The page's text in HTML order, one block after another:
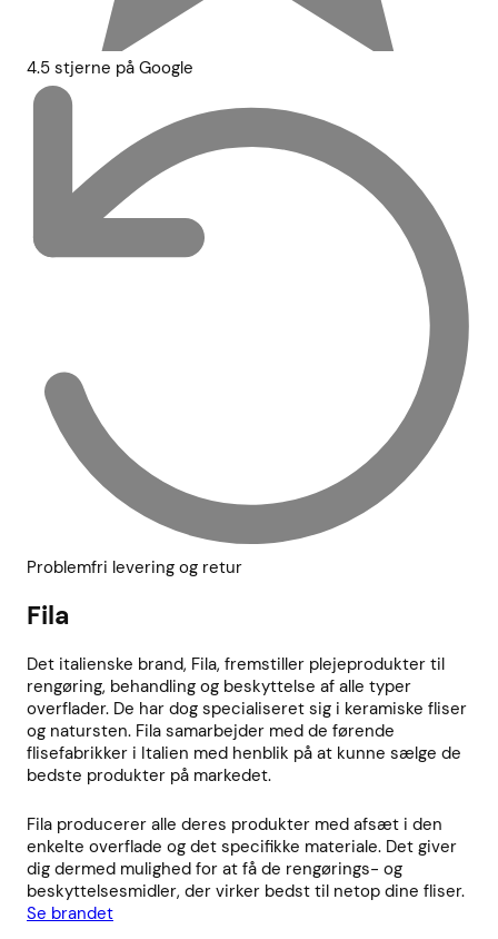
4.5 stjerne på Google
Problemfri levering og retur
Fila
Det italienske brand, Fila, fremstiller plejeprodukter til
rengøring, behandling og beskyttelse af alle typer
overflader. De har dog specialiseret sig i keramiske fliser
og natursten. Fila samarbejder med de førende
flisefabrikker i Italien med henblik på at kunne sælge de
bedste produkter på markedet.
Fila producerer alle deres produkter med afsæt i den
enkelte overflade og det specifikke materiale. Det giver
dig dermed mulighed for at få de rengørings- og
beskyttelsesmidler, der virker bedst til netop dine fliser.
Se brandet